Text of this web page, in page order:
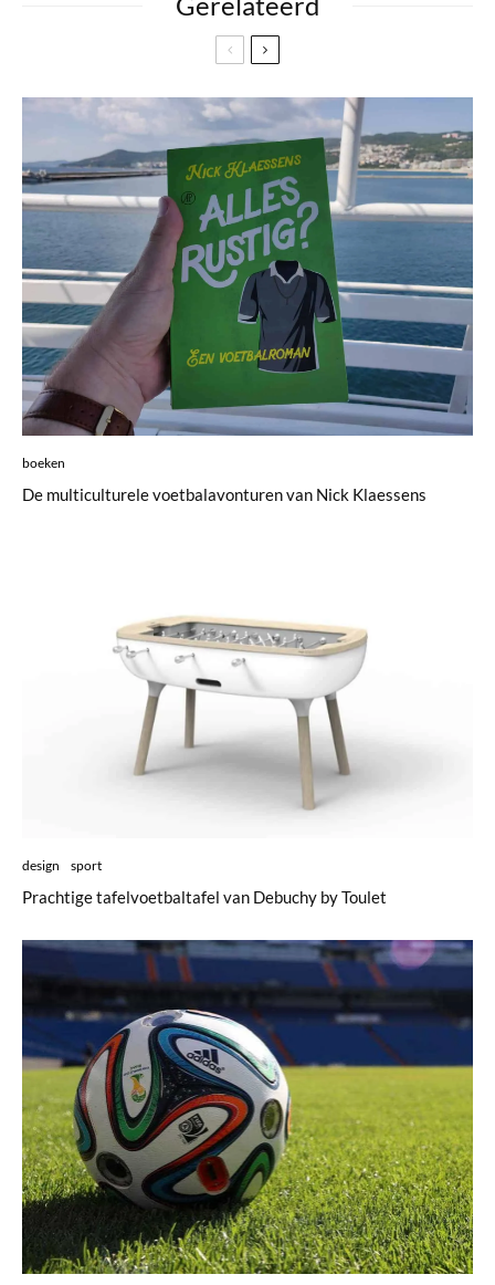
boeken
De multiculturele voetbalavonturen van Nick Klaessens
design sport
Prachtige tafelvoetbaltafel van Debuchy by Toulet